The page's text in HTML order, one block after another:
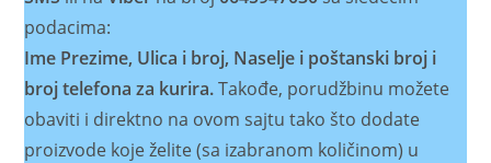
podacima:
Ime Prezime, Ulica i broj, Naselje i poštanski broj i
broj telefona za kurira.Takođe, porudžbinu možete
obaviti i direktno na ovom sajtu tako što dodate
proizvode koje želite (sa izabranom količinom) u